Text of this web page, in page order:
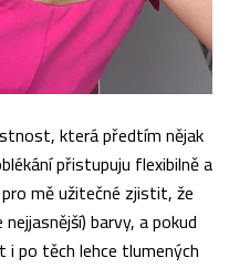
která předtím nějak
přistupuju flexibilně a
mě užitečné zjistit, že
barvy, a pokud
i po těch lehce tlumených